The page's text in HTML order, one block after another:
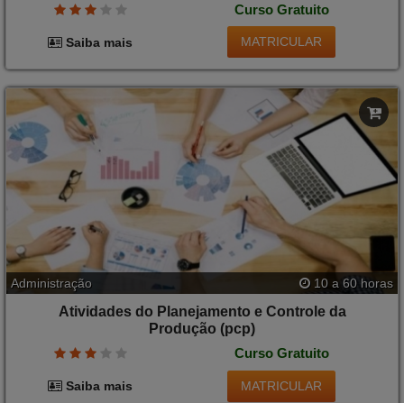
Curso Gratuito
Saiba mais MATRICULAR
Administração 10 a 60 horas
Atividades do Planejamento e Controle da
Produção (pcp)
Curso Gratuito
Saiba mais MATRICULAR